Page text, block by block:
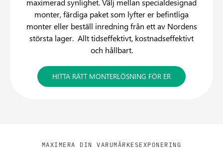
maximerad synlighet. Välj mellan specialdesignad
monter, färdiga paket som lyfter er befintliga
monter eller beställ inredning från ett av Nordens
största lager. Allt tidseffektivt, kostnadseffektivt
och hållbart.
HITTA RÄTT MONTERLÖSNING FÖR ER
MAXIMERA DIN VARUMÄRKESEXPONERING